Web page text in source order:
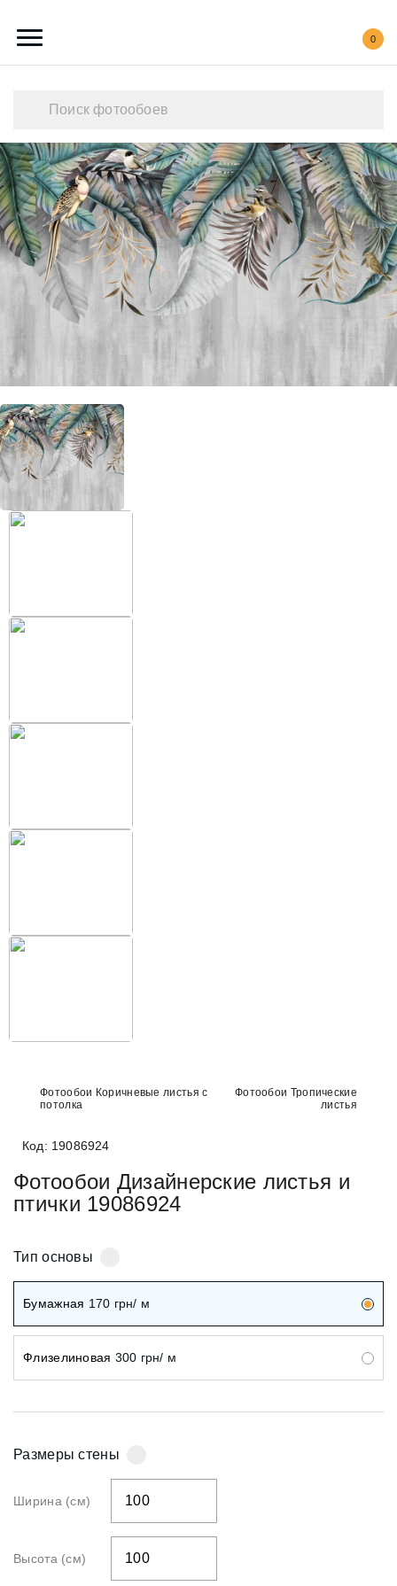
0
Каталог обоев
Наши работы
Создать свои фотообои
Акции
О нас
+38 (097) 151 87 57
Избранное
Фотообои Коричневые листья с
потолка
Фотообои Тропические
листья
Код: 19086924
Фотообои Дизайнерские листья и
птички 19086924
Тип основы
Бумажная 170 грн/ м
Флизелиновая 300 грн/ м
Размеры стены
Ширина (см)
Высота (см)